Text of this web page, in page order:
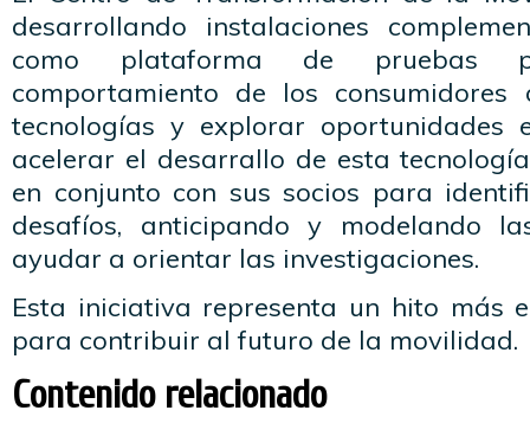
desarrollando instalaciones
como plataforma de pruebas
comportamiento de los
tecnologías y explorar oportunidades
acelerar el desarrallo de esta
en conjunto con sus socios para
desafíos, anticipando y modelando
ayudar a orientar las investigaciones.
Esta iniciativa representa un hito más
para contribuir al futuro de la movilidad.
Contenido relacionado